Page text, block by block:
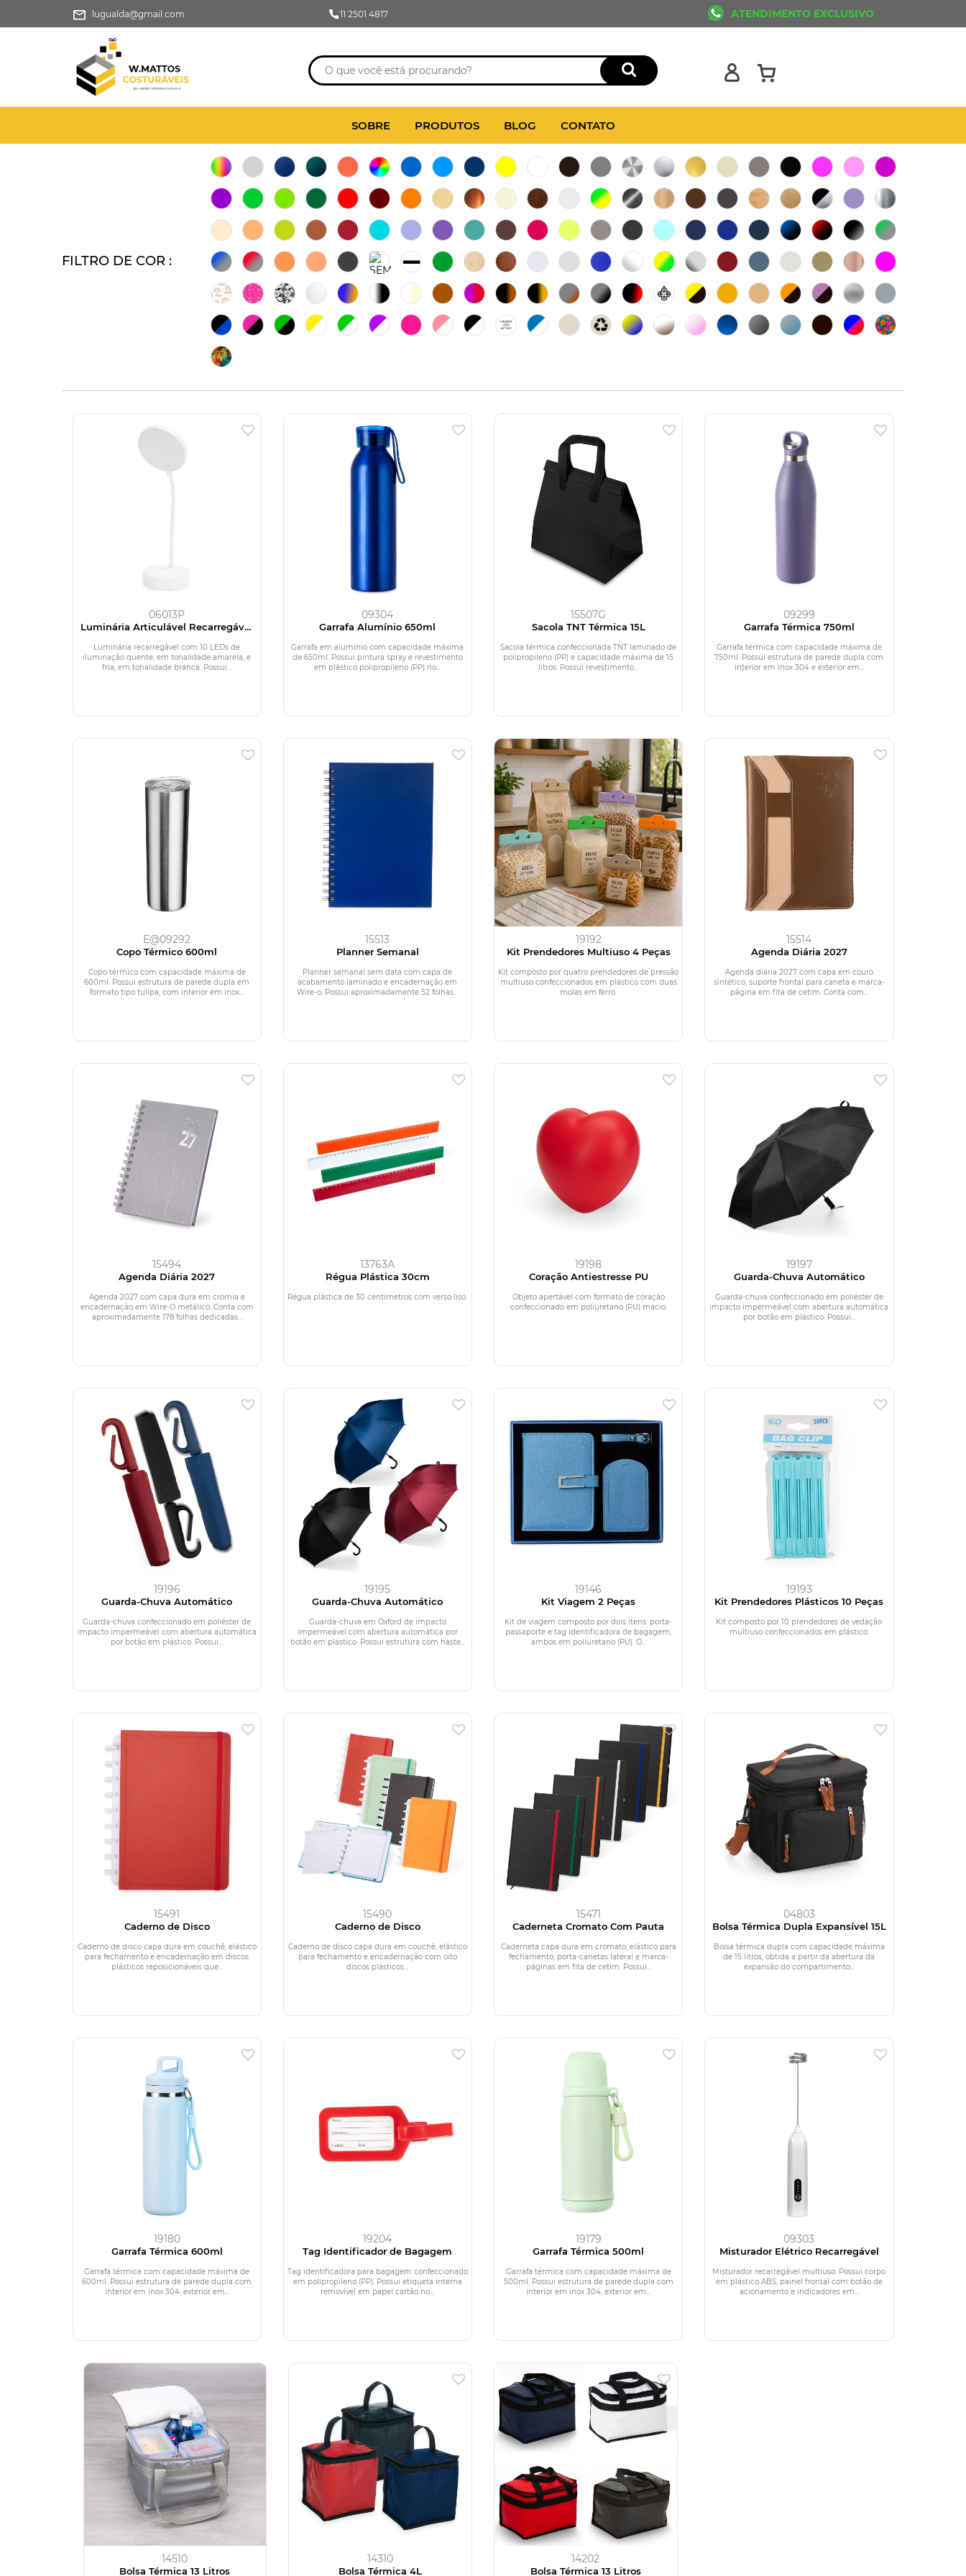
lugualda@gmail.com 11 2501 4817 ATENDIMENTO EXCLUSIVO
SOBRE PRODUTOS BLOG CONTATO
FILTRO DE COR :
06013P
Luminária Articulável Recarregável
Luminária recarregável com 10 LEDs de
iluminação quente, em tonalidade amarela, e
fria, em tonalidade branca. Possui...
09304
Garrafa Alumínio 650ml
Garrafa em alumínio com capacidade máxima
de 650ml. Possui pintura spray e revestimento
em plástico polipropileno (PP) no...
15507G
Sacola TNT Térmica 15L
Sacola térmica confeccionada TNT laminado de
polipropileno (PP) e capacidade máxima de 15
litros. Possui revestimento...
09299
Garrafa Térmica 750ml
Garrafa térmica com capacidade máxima de
750ml. Possui estrutura de parede dupla com
interior em inox 304 e exterior em...
E@09292
Copo Térmico 600ml
Copo térmico com capacidade máxima de
600ml. Possui estrutura de parede dupla em
formato tipo tulipa, com interior em inox...
15513
Planner Semanal
Planner semanal sem data com capa de
acabamento laminado e encadernação em
Wire-o. Possui aproximadamente 52 folhas...
19192
Kit Prendedores Multiuso 4 Peças
Kit composto por quatro prendedores de pressão
multiuso confeccionados em plástico com duas
molas em ferro.
15514
Agenda Diária 2027
Agenda diária 2027 com capa em couro
sintético, suporte frontal para caneta e marca-
página em fita de cetim. Conta com...
15494
Agenda Diária 2027
Agenda 2027 com capa dura em cromia e
encadernação em Wire-O metálico. Conta com
aproximadamente 178 folhas dedicadas...
13763A
Régua Plástica 30cm
Régua plástica de 30 centímetros com verso liso.
19198
Coração Antiestresse PU
Objeto apertável com formato de coração
confeccionado em poliuretano (PU) macio.
19197
Guarda-Chuva Automático
Guarda-chuva confeccionado em poliéster de
impacto impermeável com abertura automática
por botão em plástico. Possui...
19196
Guarda-Chuva Automático
Guarda-chuva confeccionado em poliéster de
impacto impermeável com abertura automática
por botão em plástico. Possui...
19195
Guarda-Chuva Automático
Guarda-chuva em Oxford de impacto
impermeável com abertura automática por
botão em plástico. Possui estrutura com haste...
19146
Kit Viagem 2 Peças
Kit de viagem composto por dois itens: porta-
passaporte e tag identificadora de bagagem,
ambos em poliuretano (PU). O...
19193
Kit Prendedores Plásticos 10 Peças
Kit composto por 10 prendedores de vedação
multiuso confeccionados em plástico.
15491
Caderno de Disco
Caderno de disco capa dura em couchê, elástico
para fechamento e encadernação em discos
plásticos reposicionáveis que...
15490
Caderno de Disco
Caderno de disco capa dura em couchê, elástico
para fechamento e encadernação com oito
discos plásticos...
15471
Caderneta Cromato Com Pauta
Caderneta capa dura em cromato, elástico para
fechamento, porta-canetas lateral e marca-
páginas em fita de cetim. Possui...
04803
Bolsa Térmica Dupla Expansível 15L
Bolsa térmica dupla com capacidade máxima
de 15 litros, obtida a partir da abertura da
expansão do compartimento...
19180
Garrafa Térmica 600ml
Garrafa térmica com capacidade máxima de
600ml. Possui estrutura de parede dupla com
interior em inox 304, exterior em...
19204
Tag Identificador de Bagagem
Tag identificadora para bagagem confeccionado
em polipropileno (PP). Possui etiqueta interna
removível em papel cartão no...
19179
Garrafa Térmica 500ml
Garrafa térmica com capacidade máxima de
500ml. Possui estrutura de parede dupla com
interior em inox 304, exterior em...
09303
Misturador Elétrico Recarregável
Misturador recarregável multiuso. Possui corpo
em plástico ABS, painel frontal com botão de
acionamento e indicadores em...
14510
Bolsa Térmica 13 Litros
14310
Bolsa Térmica 4L
14202
Bolsa Térmica 13 Litros